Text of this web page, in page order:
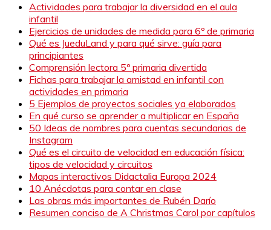
Actividades para trabajar la diversidad en el aula
infantil
Ejercicios de unidades de medida para 6º de primaria
Qué es JueduLand y para qué sirve: guía para
principiantes
Comprensión lectora 5º primaria divertida
Fichas para trabajar la amistad en infantil con
actividades en primaria
5 Ejemplos de proyectos sociales ya elaborados
En qué curso se aprender a multiplicar en España
50 Ideas de nombres para cuentas secundarias de
Instagram
Qué es el circuito de velocidad en educación física:
tipos de velocidad y circuitos
Mapas interactivos Didactalia Europa 2024
10 Anécdotas para contar en clase
Las obras más importantes de Rubén Darío
Resumen conciso de A Christmas Carol por capítulos